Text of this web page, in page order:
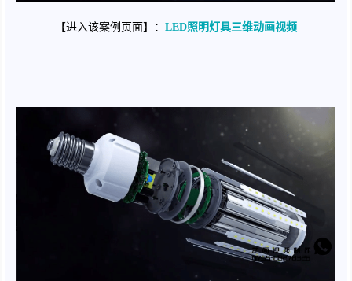
【进入该案例页面】： LED照明灯具三维动画视频